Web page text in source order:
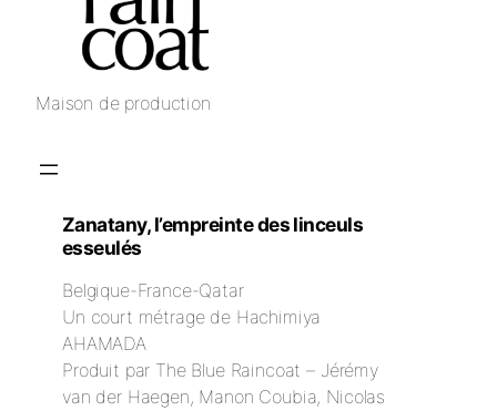
Maison de production
Zanatany, l’empreinte des linceuls
esseulés
Belgique-France-Qatar
Un court métrage de Hachimiya
AHAMADA
Produit par The Blue Raincoat – Jérémy
van der Haegen, Manon Coubia, Nicolas